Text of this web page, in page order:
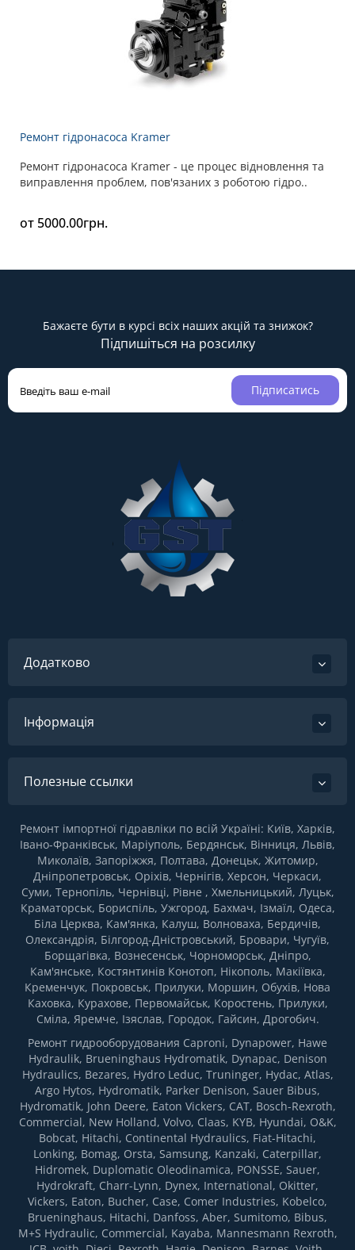
Ремонт гідронасоса Kramer
Ремонт гідронасоса Kramer - це процес відновлення та
виправлення проблем, пов'язаних з роботою гідро..
от 5000.00грн.
Бажаєте бути в курсі всіх наших акцій та знижок?
Підпишіться на розсилку
Підписатись
Додатково
Інформація
Полезные ссылки
Ремонт імпортної гідравліки по всій Україні: Київ, Харків,
Івано-Франківськ, Маріуполь, Бердянськ, Вінниця, Львів,
Миколаїв, Запоріжжя, Полтава, Донецьк, Житомир,
Дніпропетровськ, Оріхів, Чернігів, Херсон, Черкаси,
Суми, Тернопіль, Чернівці, Рівне , Хмельницький, Луцьк,
Краматорськ, Бориспіль, Ужгород, Бахмач, Ізмаїл, Одеса,
Біла Церква, Кам'янка, Калуш, Волноваха, Бердичів,
Олександрія, Білгород-Дністровський, Бровари, Чугуїв,
Борщагівка, Вознесенськ, Чорноморськ, Дніпро,
Кам'янське, Костянтинів Конотоп, Нікополь, Макіївка,
Кременчук, Покровськ, Прилуки, Моршин, Обухів, Нова
Каховка, Курахове, Первомайськ, Коростень, Прилуки,
Сміла, Яремче, Ізяслав, Городок, Гайсин, Дрогобич.
Ремонт гидрооборудования Caproni, Dynapower, Hawe
Hydraulik, Brueninghaus Hydromatik, Dynapac, Denison
Hydraulics, Bezares, Hydro Leduc, Truninger, Hydac, Atlas,
Argo Hytos, Hydromatik, Parker Denison, Sauer Bibus,
Hydromatik, John Deere, Eaton Vickers, CAT, Bosch-Rexroth,
Commercial, New Holland, Volvo, Claas, KYB, Hyundai, O&K,
Bobcat, Hitachi, Continental Hydraulics, Fiat-Hitachi,
Lonking, Bomag, Orsta, Samsung, Kanzaki, Caterpillar,
Hidromek, Duplomatic Oleodinamica, PONSSE, Sauer,
Hydrokraft, Charr-Lynn, Dynex, International, Okitter,
Vickers, Eaton, Bucher, Case, Comer Industries, Kobelco,
Brueninghaus, Hitachi, Danfoss, Aber, Sumitomo, Bibus,
M+S Hydraulic, Commercial, Kayaba, Mannesmann Rexroth,